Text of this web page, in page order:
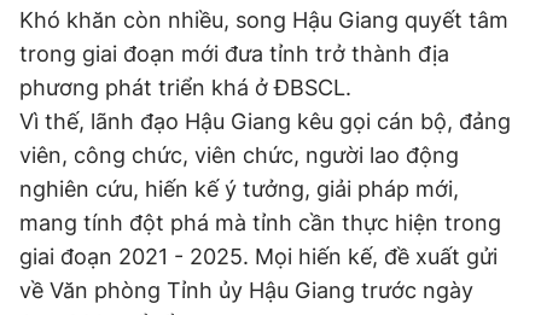
Theo dõi báo trên
Hotline
0906 645 777
Liên hệ quảng cáo
0908 780 404
Đặt báo Quảng cáo Tòa soạn Chính sách bảo
Tổng biên tập: Nguyễn Ngọc Toàn
Phó tổng biên tập thường trực: Hải Thành
Khó khăn còn nhiều, song Hậu Giang quyết tâm
trong giai đoạn mới đưa tỉnh trở thành địa
phương phát triển khá ở ĐBSCL.
Vì thế, lãnh đạo Hậu Giang kêu gọi cán bộ, đảng
viên, công chức, viên chức, người lao động
nghiên cứu, hiến kế ý tưởng, giải pháp mới,
mang tính đột phá mà tỉnh cần thực hiện trong
giai đoạn 2021 - 2025. Mọi hiến kế, đề xuất gửi
về Văn phòng Tỉnh ủy Hậu Giang trước ngày